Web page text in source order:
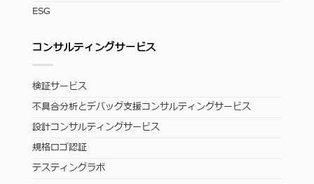
ESG
コンサルティングサービス
検証サービス
不具合分析とデバッグ支援コンサルティングサービス
設計コンサルティングサービス
規格ロゴ認証
テスティングラボ